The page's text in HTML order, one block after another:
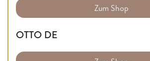
Zum Shop
OTTO DE